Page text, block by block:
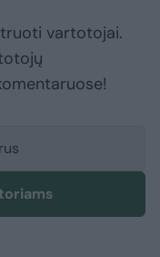
vartotojai.